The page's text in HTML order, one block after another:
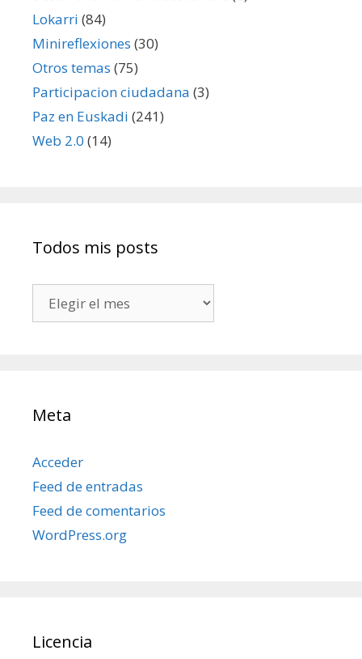
Lokarri (84)
Minireflexiones (30)
Otros temas (75)
Participacion ciudadana (3)
Paz en Euskadi (241)
Web 2.0 (14)
Todos mis posts
mis
Meta
Acceder
Feed de entradas
Feed de comentarios
WordPress.org
Licencia